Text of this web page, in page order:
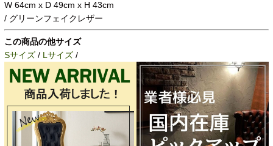
W 64cm x D 49cm x H 43cm
/ グリーンフェイクレザー
この商品の他サイズ
Sサイズ / Lサイズ /